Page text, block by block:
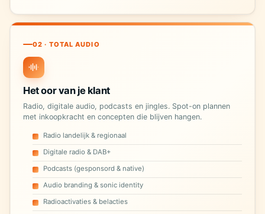
02 · TOTAL AUDIO
Het oor van je klant
Radio, digitale audio, podcasts en jingles. Spot-on plannen
met inkoopkracht en concepten die blijven hangen.
Radio landelijk & regionaal
Digitale radio & DAB+
Podcasts (gesponsord & native)
Audio branding & sonic identity
Radioactivaties & belacties